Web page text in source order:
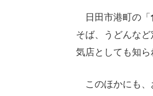
日田市港町の「
そば、うどんな
気店としても知ら
このほかにも、